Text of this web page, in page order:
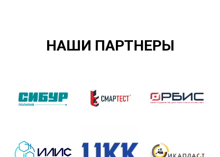
НАШИ ПАРТНЕРЫ